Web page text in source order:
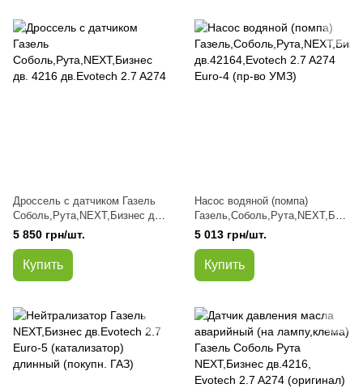
Дроссель с датчиком Газель
Соболь,Рута,NEXT,Бизнес дв.
4216 дв.Evotech 2.7 A274
5 850 грн/шт.
Купить
Насос водяной (помпа)
Газель,Соболь,Рута,NEXT,Биз
нес дв.42164,Evotech 2.7 A274
Euro-4 (пр-во УМЗ)
5 013 грн/шт.
Купить